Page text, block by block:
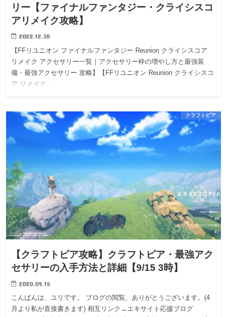
リー【ファイナルファンタジー・クライシスコ
アリメイク攻略】
2022.12.30
【FFリユニオン ファイナルファンタジー Reunion クライシスコア
リメイク アクセサリー一覧｜アクセサリー枠の増やし方と最強装
備・最強アクセサリー 攻略】【FFリユニオン Reunion クライシスコ
ア リメイク…
クラフトピア
【クラフトピア攻略】クラフトピア・最強アク
セサリーの入手方法と詳細【9/15 3時】
2020.09.15
こんばんは、ユリです。 ブログの閲覧、ありがとうございます。(4
月より私が直接書きます) 相互リンク→エキサイト応援ブログ